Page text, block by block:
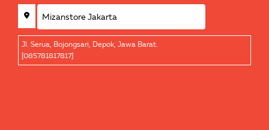
Jl. Serua, Bojongsari, Depok, Jawa Barat.
[085781817817]